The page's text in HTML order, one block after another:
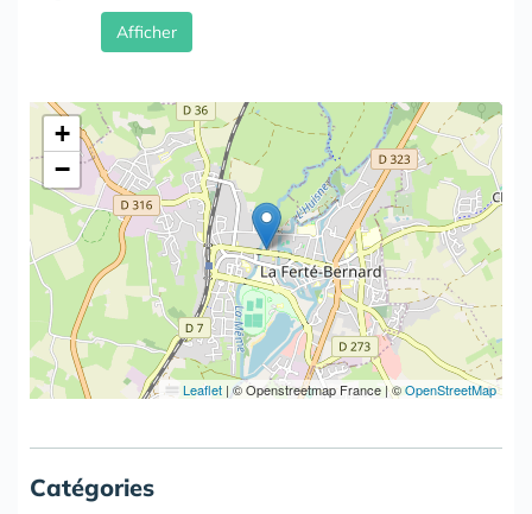
Afficher
+
−
Leaflet |© Openstreetmap France | ©OpenStreetMap
Catégories